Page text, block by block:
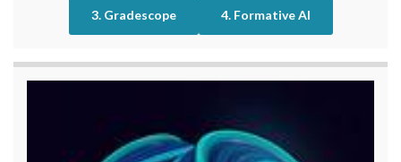
3. Gradescope 4. Formative AI